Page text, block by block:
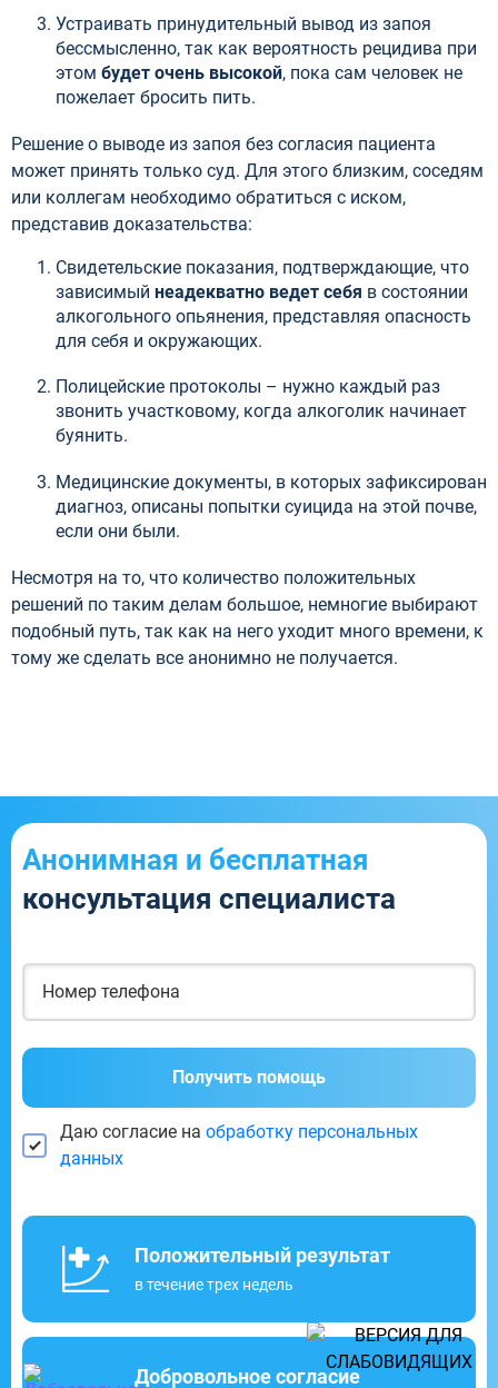
Устраивать принудительный вывод из запоя
бессмысленно, так как вероятность рецидива при
этом будет очень высокой, пока сам человек не
пожелает бросить пить.
Решение о выводе из запоя без согласия пациента
может принять только суд. Для этого близким, соседям
или коллегам необходимо обратиться с иском,
представив доказательства:
Свидетельские показания, подтверждающие, что
зависимый неадекватно ведет себя в состоянии
алкогольного опьянения, представляя опасность
для себя и окружающих.
Полицейские протоколы – нужно каждый раз
звонить участковому, когда алкоголик начинает
буянить.
Медицинские документы, в которых зафиксирован
диагноз, описаны попытки суицида на этой почве,
если они были.
Несмотря на то, что количество положительных
решений по таким делам большое, немногие выбирают
подобный путь, так как на него уходит много времени, к
тому же сделать все анонимно не получается.
Анонимная и бесплатная
консультация специалиста
Получить помощь
Даю согласие на обработку персональных
данных
Положительный результат
в течение трех недель
Добровольное согласие